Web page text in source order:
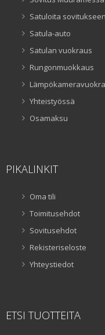
Satuloita sovitukseen
Satula-auto
Satulan vuokraus
Rungonmuokkaus
Yhteistyössä
Osamaksu
PIKALINKIT
Oma tili
Toimitusehdot
Sovitusehdot
Rekisteriseloste
Yhteystiedot
ETSI TUOTTEITA